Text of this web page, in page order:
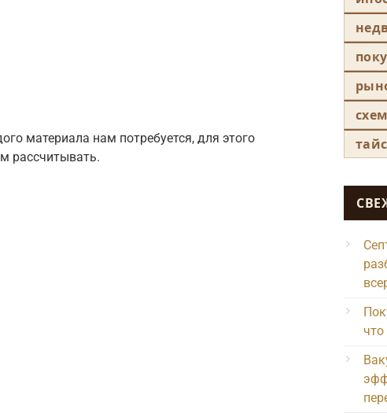
материала нам потребуется, для этого
рассчитывать.